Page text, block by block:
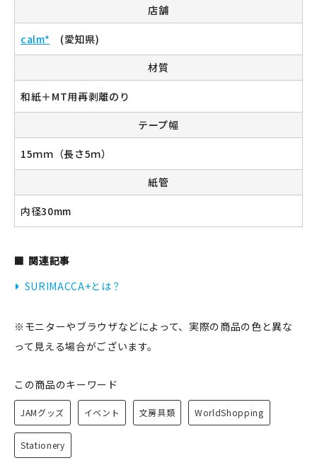
ギャラリー
おしらせ
新規会員登録
ログイン
お買い物ガイド
お問い合わせ
店舗
calm* (愛知県)
材質
和紙＋MT用再剥離のり
テープ幅
15ｍｍ（長さ5ｍ）
紙管
内径30mm
関連記事
SURIMACCA+とは？
※モニターやブラウザなどによって、実際の商品の色と異な
って見える場合がございます。
この商品のキーワード
JAMグッズ イベント 文房具類 WorldShopping
Stationery